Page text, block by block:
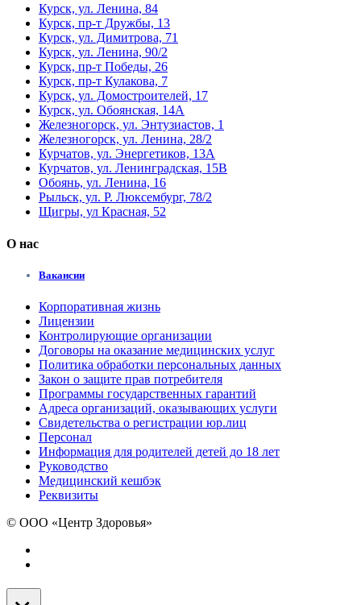
Курск, ул. Ленина, 84
Курск, пр-т Дружбы, 13
Курск, ул. Димитрова, 71
Курск, ул. Ленина, 90/2
Курск, пр-т Победы, 26
Курск, пр-т Кулакова, 7
Курск, ул. Домостроителей, 17
Курск, ул. Обоянская, 14А
Железногорск, ул. Энтузиастов, 1
Железногорск, ул. Ленина, 28/2
Курчатов, ул. Энергетиков, 13А
Курчатов, ул. Ленинградская, 15В
Обоянь, ул. Ленина, 16
Рыльск, ул. Р. Люксембург, 78/2
Щигры, ул Красная, 52
О нас
Вакансии
Корпоративная жизнь
Лицензии
Контролирующие организации
Договоры на оказание медицинских услуг
Политика обработки персональных данных
Закон о защите прав потребителя
Программы государственных гарантий
Адреса организаций, оказывающих услуги
Свидетельства о регистрации юр.лиц
Персонал
Информация для родителей детей до 18 лет
Руководство
Медицинский кешбэк
Реквизиты
© ООО «Центр Здоровья»